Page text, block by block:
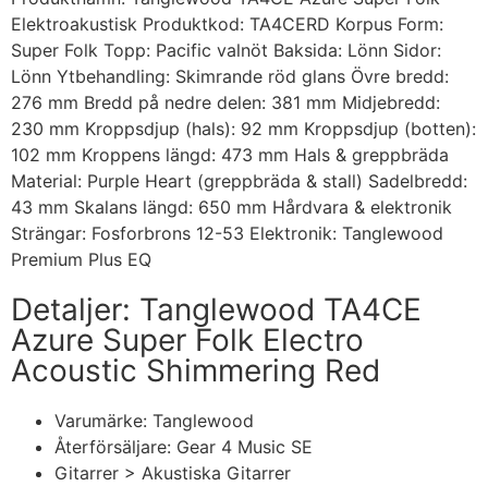
Elektroakustisk Produktkod: TA4CERD Korpus Form:
Super Folk Topp: Pacific valnöt Baksida: Lönn Sidor:
Lönn Ytbehandling: Skimrande röd glans Övre bredd:
276 mm Bredd på nedre delen: 381 mm Midjebredd:
230 mm Kroppsdjup (hals): 92 mm Kroppsdjup (botten):
102 mm Kroppens längd: 473 mm Hals & greppbräda
Material: Purple Heart (greppbräda & stall) Sadelbredd:
43 mm Skalans längd: 650 mm Hårdvara & elektronik
Strängar: Fosforbrons 12-53 Elektronik: Tanglewood
Premium Plus EQ
Detaljer: Tanglewood TA4CE
Azure Super Folk Electro
Acoustic Shimmering Red
Varumärke: Tanglewood
Återförsäljare: Gear 4 Music SE
Gitarrer > Akustiska Gitarrer